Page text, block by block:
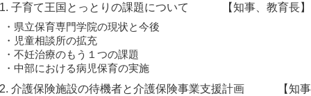
子育て王国とっとりの課題について 【知事、教育長】
・県立保育専門学院の現状と今後
・児童相談所の拡充
・不妊治療のもう１つの課題
・中部における病児保育の実施
介護保険施設の待機者と介護保険事業支援計画 【知